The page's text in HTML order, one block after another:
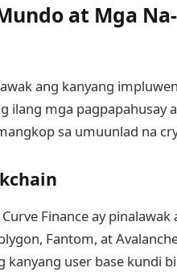
at Mga
ang kanyang
ilang mga pagpapahusay
sa umuunlad na
Finance ay pinalawak
Fantom, at
user base kundi